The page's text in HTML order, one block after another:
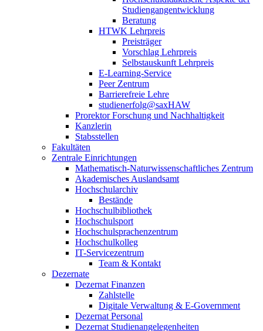
Studiengangentwicklung
Beratung
HTWK Lehrpreis
Preisträger
Vorschlag Lehrpreis
Selbstauskunft Lehrpreis
E-Learning-Service
Peer Zentrum
Barrierefreie Lehre
studienerfolg@saxHAW
Prorektor Forschung und Nachhaltigkeit
Kanzlerin
Stabsstellen
Fakultäten
Zentrale Einrichtungen
Mathematisch-Naturwissenschaftliches Zentrum
Akademisches Auslandsamt
Hochschularchiv
Bestände
Hochschulbibliothek
Hochschulsport
Hochschulsprachenzentrum
Hochschulkolleg
IT-Servicezentrum
Team & Kontakt
Dezernate
Dezernat Finanzen
Zahlstelle
Digitale Verwaltung & E-Government
Dezernat Personal
Dezernat Studienangelegenheiten